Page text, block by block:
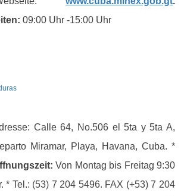
09:00 Uhr -15:00 Uhr
Calle 64, No.506 el 5ta y 5ta A,
Miramar, Playa, Havana, Cuba. *
Von Montag bis Freitag 9:30
* Tel.: (53) 7 204 5496. FAX (+53) 7 204